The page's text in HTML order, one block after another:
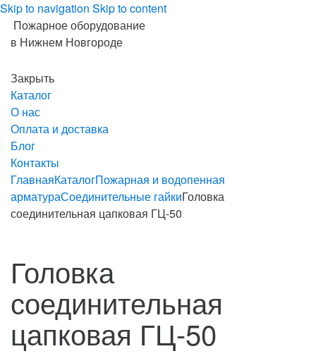
Skip to navigation Skip to content
Пожарное оборудование
в Нижнем Новгороде
Закрыть
Каталог
О нас
Оплата и доставка
Блог
Контакты
ГлавнаяКаталогПожарная и водопенная
арматураСоединительные гайкиГоловка
соединительная цапковая ГЦ-50
Головка
соединительная
цапковая ГЦ-50